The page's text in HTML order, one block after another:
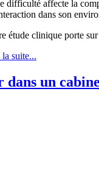
difficulté affecte la
dans son
étude clinique porte
suite...
un